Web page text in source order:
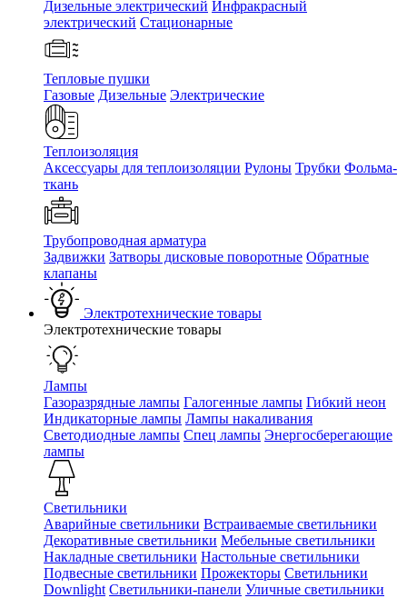
Дизельные электрический Инфракрасный
электрический Стационарные
Тепловые пушки
Газовые Дизельные Электрические
Теплоизоляция
Аксессуары для теплоизоляции Рулоны Трубки Фольма-
ткань
Трубопроводная арматура
Задвижки Затворы дисковые поворотные Обратные
клапаны
Электротехнические товары
Электротехнические товары
Лампы
Газоразрядные лампы Галогенные лампы Гибкий неон
Индикаторные лампы Лампы накаливания
Светодиодные лампы Спец лампы Энергосберегающие
лампы
Светильники
Аварийные светильники Встраиваемые светильники
Декоративные светильники Мебельные светильники
Накладные светильники Настольные светильники
Подвесные светильники Прожекторы Светильники
Downlight Светильники-панели Уличные светильники